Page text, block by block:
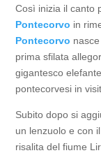
Così inizia il canto
Pontecorvo in
Pontecorvo
prima sfilata
gigantesco
pontecorvesi in
Subito dopo si
un lenzuolo e con
risalita del fiume